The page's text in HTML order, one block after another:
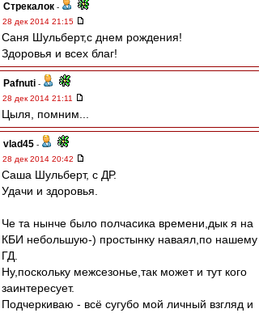
Стрекалок -
28 дек 2014 21:15
Саня Шульберт,с днем рождения!
Здоровья и всех благ!
Pafnuti -
28 дек 2014 21:11
Цыля, помним...
vlad45 -
28 дек 2014 20:42
Саша Шульберт, с ДР.
Удачи и здоровья.
Че та нынче было полчасика времени,дык я на
КБИ небольшую-) простынку наваял,по нашему
ГД.
Ну,поскольку межсезонье,так может и тут кого
заинтересует.
Подчеркиваю - всё сугубо мой личный взгляд и